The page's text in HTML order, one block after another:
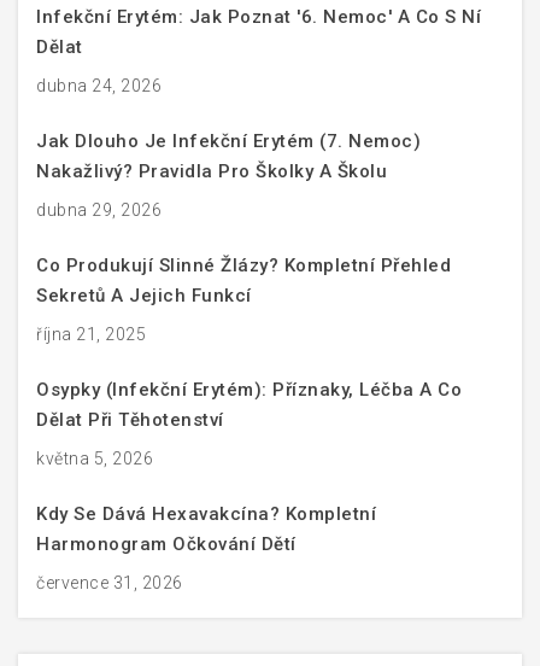
Infekční Erytém: Jak Poznat '6. Nemoc' A Co S Ní
Dělat
dubna 24, 2026
Jak Dlouho Je Infekční Erytém (7. Nemoc)
Nakažlivý? Pravidla Pro Školky A Školu
dubna 29, 2026
Co Produkují Slinné Žlázy? Kompletní Přehled
Sekretů A Jejich Funkcí
října 21, 2025
Osypky (infekční Erytém): Příznaky, Léčba A Co
Dělat Při Těhotenství
května 5, 2026
Kdy Se Dává Hexavakcína? Kompletní
Harmonogram Očkování Dětí
července 31, 2026